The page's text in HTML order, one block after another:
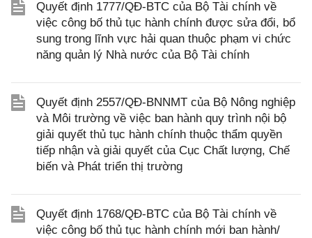
Quyết định 1777/QĐ-BTC của Bộ Tài chính về
việc công bố thủ tục hành chính được sửa đổi, bổ
sung trong lĩnh vực hải quan thuộc phạm vi chức
năng quản lý Nhà nước của Bộ Tài chính
Quyết định 2557/QĐ-BNNMT của Bộ Nông nghiệp
và Môi trường về việc ban hành quy trình nội bộ
giải quyết thủ tục hành chính thuộc thẩm quyền
tiếp nhận và giải quyết của Cục Chất lượng, Chế
biến và Phát triển thị trường
Quyết định 1768/QĐ-BTC của Bộ Tài chính về
việc công bố thủ tục hành chính mới ban hành/